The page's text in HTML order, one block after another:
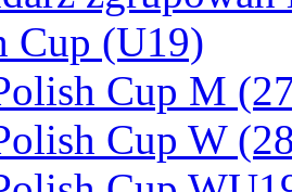
Cup (U19)
Cup M
Cup W